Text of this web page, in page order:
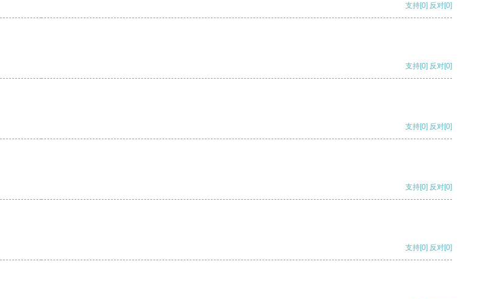
支持[0] 反对[0]
支持[0] 反对[0]
支持[0] 反对[0]
支持[0] 反对[0]
支持[0] 反对[0]